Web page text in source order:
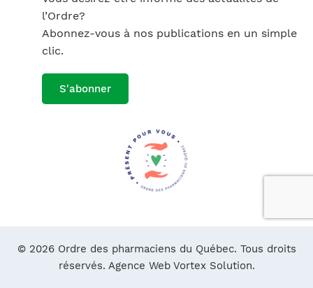
l’Ordre?
Abonnez-vous à nos publications en un simple
clic.
S'abonner
© 2026 Ordre des pharmaciens du Québec. Tous droits
réservés. Agence Web Vortex Solution.